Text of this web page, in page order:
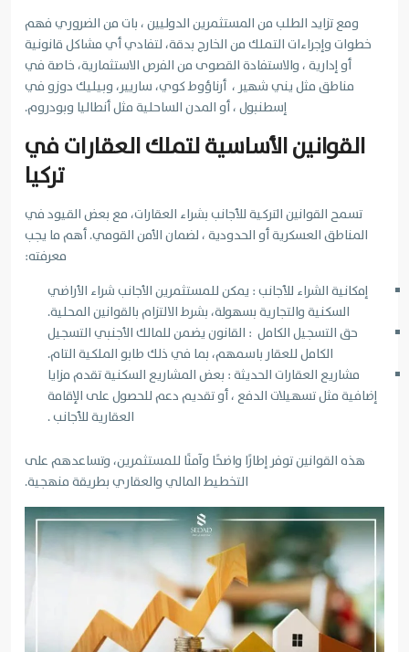
ومع تزايد الطلب من المستثمرين الدوليين ، بات من الضروري فهم
خطوات وإجراءات التملك من الخارج بدقة، لتفادي أي مشاكل قانونية
أو إدارية ، والاستفادة القصوى من الفرص الاستثمارية، خاصة في
مناطق مثل يني شهير ، أرناؤوط كوي، ساريير، وبيليك دوزو في
إسطنبول ، أو المدن الساحلية مثل أنطاليا وبودروم.
القوانين الأساسية لتملك العقارات في
تركيا
تسمح القوانين التركية للأجانب بشراء العقارات، مع بعض القيود في
المناطق العسكرية أو الحدودية ، لضمان الأمن القومي. أهم ما يجب
معرفته:
إمكانية الشراء للأجانب : يمكن للمستثمرين الأجانب شراء الأراضي
السكنية والتجارية بسهولة، بشرط الالتزام بالقوانين المحلية.
حق التسجيل الكامل : القانون يضمن للمالك الأجنبي التسجيل
الكامل للعقار باسمهم، بما في ذلك طابو الملكية التام.
مشاريع العقارات الحديثة : بعض المشاريع السكنية تقدم مزايا
إضافية مثل تسهيلات الدفع ، أو تقديم دعم للحصول على الإقامة
العقارية للأجانب .
هذه القوانين توفر إطارًا واضحًا وآمنًا للمستثمرين، وتساعدهم على
التخطيط المالي والعقاري بطريقة منهجية.